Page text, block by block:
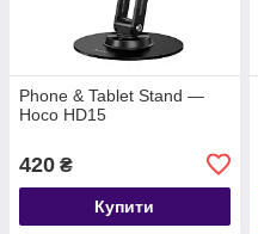
Phone & Tablet Stand —
Hoco HD15
420 ₴
Купити